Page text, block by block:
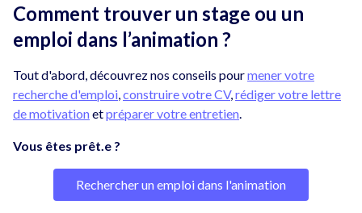
Comment trouver un stage ou un
emploi dans l’animation ?
Tout d'abord,découvrez nos conseils pourmener votre
recherche d'emploi,construire votre CV,rédiger votre lettre
de motivation etpréparer votre entretien.
Vous êtes prêt.e ?
Rechercher un emploi dans l'animation